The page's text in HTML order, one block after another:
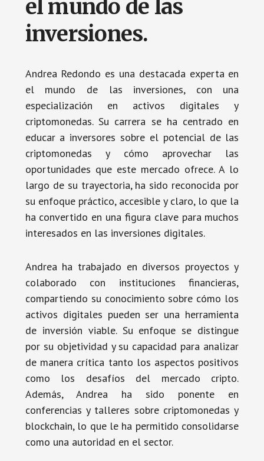
el mundo de las
inversiones.
Andrea Redondo es una destacada experta en
el mundo de las inversiones, con una
especialización en activos digitales y
criptomonedas. Su carrera se ha centrado en
educar a inversores sobre el potencial de las
criptomonedas y cómo aprovechar las
oportunidades que este mercado ofrece. A lo
largo de su trayectoria, ha sido reconocida por
su enfoque práctico, accesible y claro, lo que la
ha convertido en una figura clave para muchos
interesados en las inversiones digitales.
Andrea ha trabajado en diversos proyectos y
colaborado con instituciones financieras,
compartiendo su conocimiento sobre cómo los
activos digitales pueden ser una herramienta
de inversión viable. Su enfoque se distingue
por su objetividad y su capacidad para analizar
de manera crítica tanto los aspectos positivos
como los desafíos del mercado cripto.
Además, Andrea ha sido ponente en
conferencias y talleres sobre criptomonedas y
blockchain, lo que le ha permitido consolidarse
como una autoridad en el sector.